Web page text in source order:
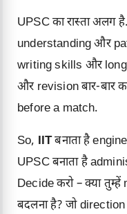
UPSC का रास्ता अलग
understanding और
writing skills और long
और revision बार-बार
before a match.
So, IITबनाता है
UPSC बनाता है
Decide करो – क्या
बदलना है? जो